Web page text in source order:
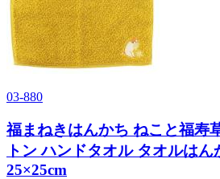
03-880
福まねきはんかち ねこと福寿
トン ハンドタオル タオルはん
25×25cm